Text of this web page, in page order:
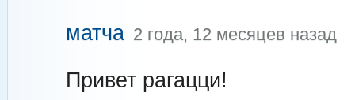
матча 2 года, 12 месяцев назад
Привет рагацци!